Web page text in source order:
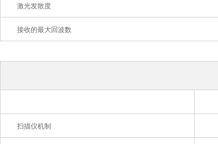
激光发散度
接收的最大回波数
扫描仪机制